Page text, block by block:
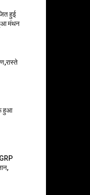
हुई
मंथन
हुआ